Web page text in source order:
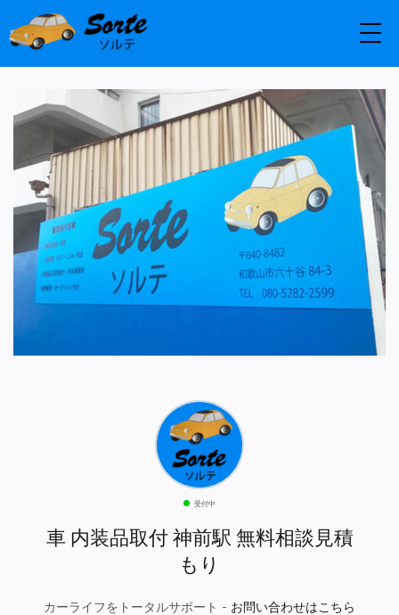
受付中
車 内装品取付 神前駅 無料相談見積
もり
カーライフをトータルサポート - お問い合わせはこちら